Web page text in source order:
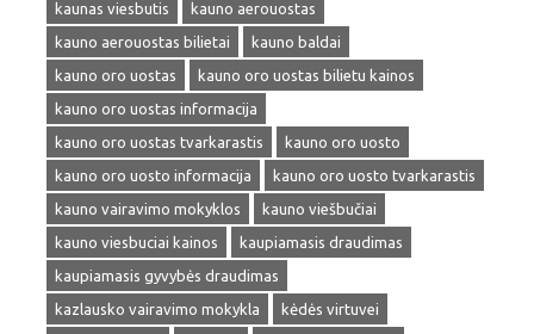
kaunas viesbutis
kauno aerouostas
kauno aerouostas bilietai
kauno baldai
kauno oro uostas
kauno oro uostas bilietu kainos
kauno oro uostas informacija
kauno oro uostas tvarkarastis
kauno oro uosto
kauno oro uosto informacija
kauno oro uosto tvarkarastis
kauno vairavimo mokyklos
kauno viešbučiai
kauno viesbuciai kainos
kaupiamasis draudimas
kaupiamasis gyvybės draudimas
kazlausko vairavimo mokykla
kėdės virtuvei